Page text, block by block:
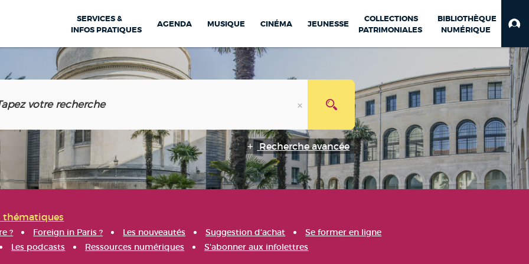
SERVICES &
INFOS PRATIQUES
AGENDA MUSIQUE CINÉMA JEUNESSE
COLLECTIONS
PATRIMONIALES
BIBLIOTHÈQUE
NUMÉRIQUE
Recherche avancée
thématiques
? Foreign in Paris ? Les nouveautés Suggestion d'achat
Se former en ligne
Les podcasts Ressources numériques S'abonner aux infolettres